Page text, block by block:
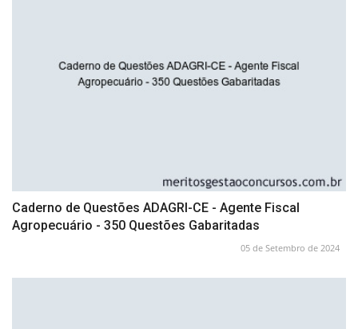
Caderno de Questões ADAGRI-CE - Agente Fiscal
Agropecuário - 350 Questões Gabaritadas
05 de Setembro de 2024